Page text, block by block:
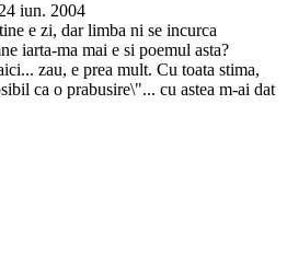
24 iun. 2004
e zi, dar limba ni se incurca
iarta-ma mai e si poemul asta?
zau, e prea mult. Cu toata stima,
ca o prabusire\"... cu astea m-ai dat